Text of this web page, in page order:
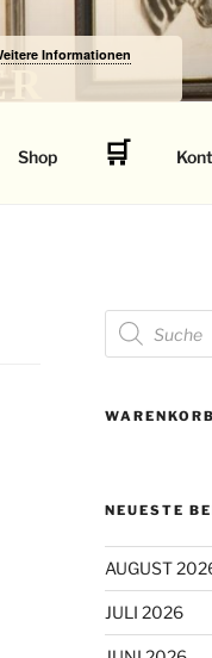
Shop 🛒
Products
search
WARENKORB
NEUESTE
AUGUST
JULI 2026
Informationen